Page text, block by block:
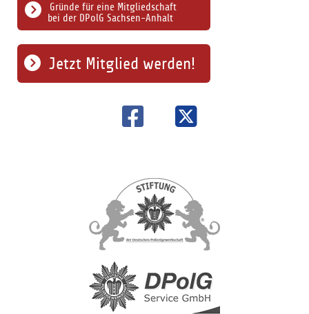
Gründe für eine Mitgliedschaft
bei der DPolG Sachsen-Anhalt
Jetzt Mitglied werden!